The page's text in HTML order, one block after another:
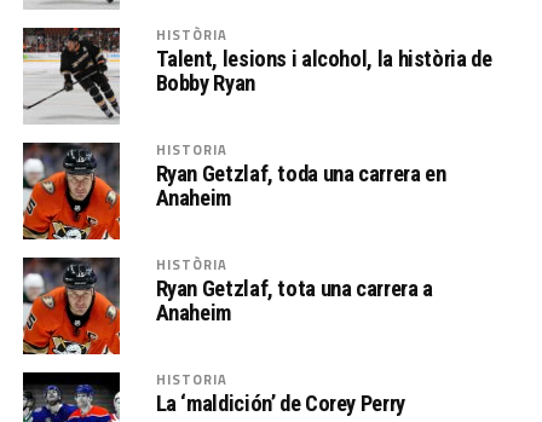
HISTÒRIA
Talent, lesions i alcohol, la història de
Bobby Ryan
HISTORIA
Ryan Getzlaf, toda una carrera en
Anaheim
HISTÒRIA
Ryan Getzlaf, tota una carrera a
Anaheim
HISTORIA
La ‘maldición’ de Corey Perry